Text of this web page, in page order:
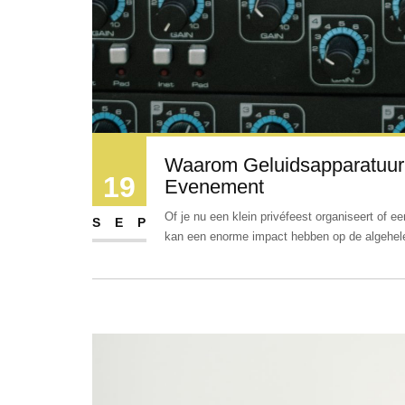
19
SEP
Waarom
Evenement
Of je nu een klein privéfeest organiseert of
kan een enorme impact hebben op de